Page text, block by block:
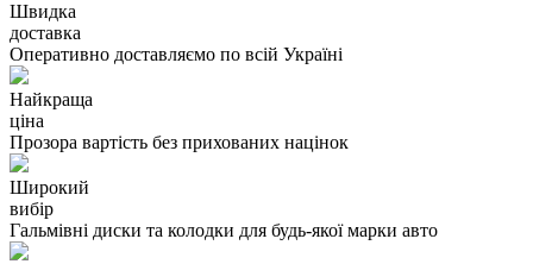
Швидка
доставка
Оперативно доставляємо по всій Україні
Найкраща
ціна
Прозора вартість без прихованих націнок
Широкий
вибір
Гальмівні диски та колодки для будь-якої марки авто